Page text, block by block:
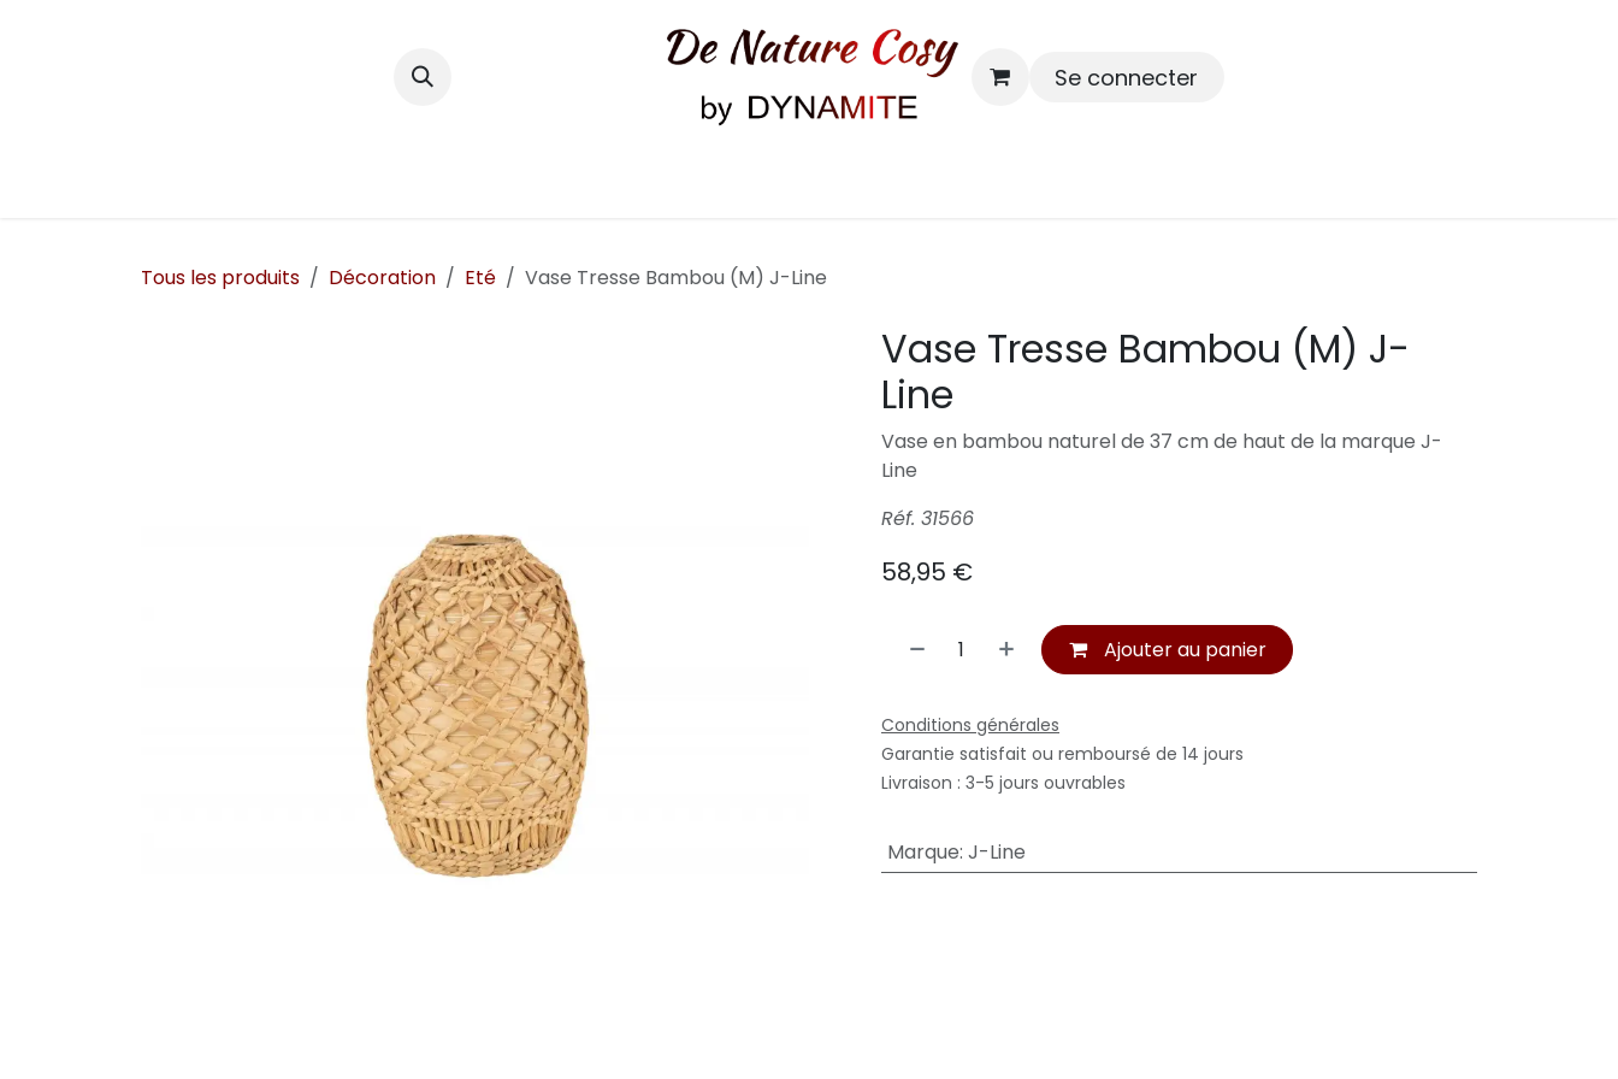
Se connecter
Tous les produits Décoration Eté Vase Tresse Bambou (M) J-Line
Vase Tresse Bambou (M) J-
Line
Vase en bambou naturel de 37 cm de haut de la marque J-
Line
Réf. 31566
58,95 €
Ajouter au panier
Conditions générales
Garantie satisfait ou remboursé de 14 jours
Livraison : 3-5 jours ouvrables
Marque: J-Line